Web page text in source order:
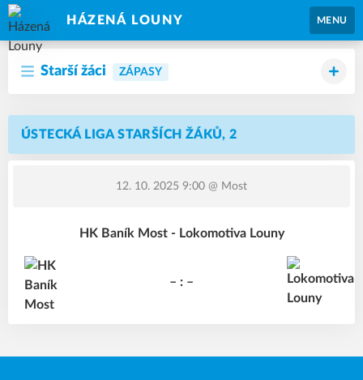
HÁZENÁ LOUNY MENU
Starší žáci ZÁPASY
ÚSTECKÁ LIGA STARŠÍCH ŽÁKŮ, 2
12. 10. 2025 9:00 @ Most
HK Baník Most - Lokomotiva Louny
– : –